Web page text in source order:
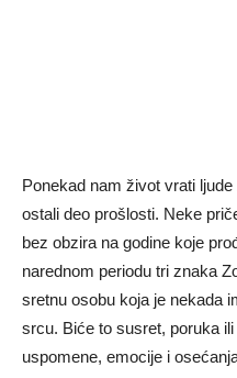
Ponekad nam život vrati
ostali deo prošlosti. Neke
bez obzira na godine koje
narednom periodu tri znaka
sretnu osobu koja je nekada
srcu. Biće to susret, poruka
uspomene, emocije i